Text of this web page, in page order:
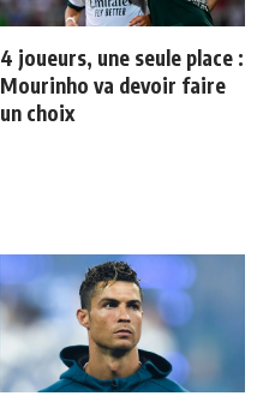
4 joueurs, une seule place :
Mourinho va devoir faire
un choix